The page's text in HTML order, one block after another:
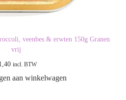
veenbes & erwten 150g Granen
vrij
incl. BTW
aan winkelwagen